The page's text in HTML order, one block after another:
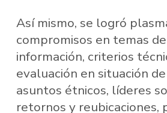
Así mismo, se logró
compromisos en temas
información, criterios
evaluación en situación
asuntos étnicos, líderes
retornos y reubicaciones,